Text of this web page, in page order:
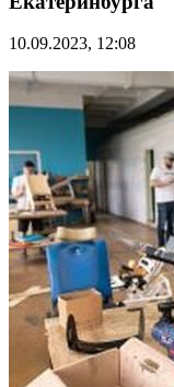
10.09.2023, 12:08